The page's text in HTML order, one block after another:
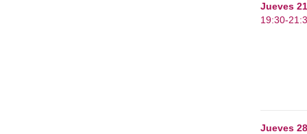
Jueves
19:30-
Jueves